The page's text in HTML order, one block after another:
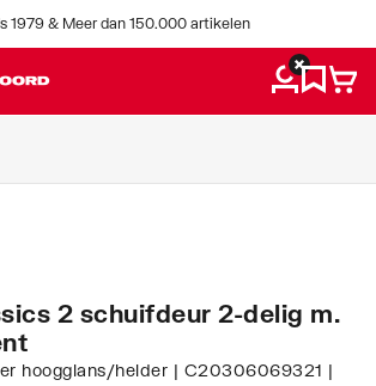
1979 & Meer dan 150.000 artikelen
2 schuifdeur 2-delig m.
hoogglans/helder | C20306069321 |